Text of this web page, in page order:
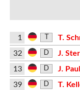
1
T.
32
D
J.
13
D
J.
39
D
T.